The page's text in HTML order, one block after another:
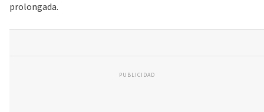
prolongada.
PUBLICIDAD